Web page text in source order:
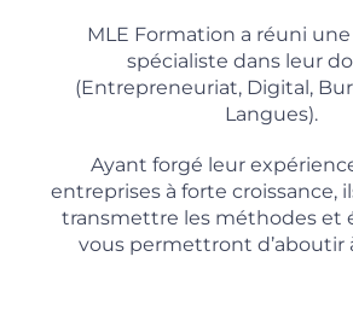
MLE Formation a réuni
spécialiste dans leur
(Entrepreneuriat, Digital,
Langues).
Ayant forgé leur
entreprises à forte croissance,
transmettre les méthodes et
vous permettront d’aboutir